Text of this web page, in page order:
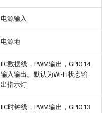
电源输入
电源地
IIC数据线，PWM输出，GPIO14
输入输出。默认为Wi-Fi状态输
出指示灯
IIC时钟线，PWM输出，GPIO13